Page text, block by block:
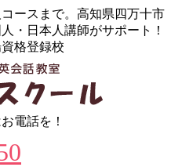
ースまで。高知県四万十市
・日本人講師がサポート！
格登録校
電話を！